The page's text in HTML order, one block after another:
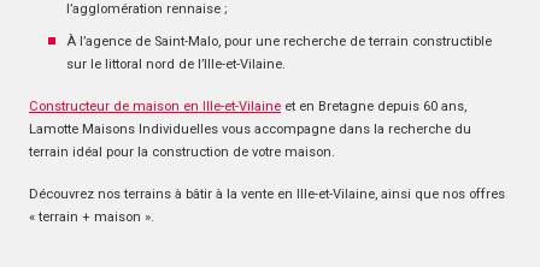
l’agglomération rennaise ;
À l’agence de Saint-Malo, pour une recherche de terrain constructible
sur le littoral nord de l’Ille-et-Vilaine.
Constructeur de maison en Ille-et-Vilaine et en Bretagne depuis 60 ans,
Lamotte Maisons Individuelles vous accompagne dans la recherche du
terrain idéal pour la construction de votre maison.
Découvrez nos terrains à bâtir à la vente en Ille-et-Vilaine, ainsi que nos offres
« terrain + maison ».